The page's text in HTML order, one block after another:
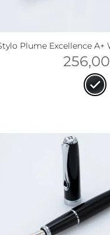
Plume Excellence A+
256,00